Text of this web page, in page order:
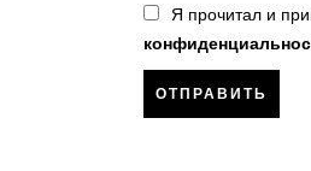
Я прочитал и
ОТПРАВИТЬ